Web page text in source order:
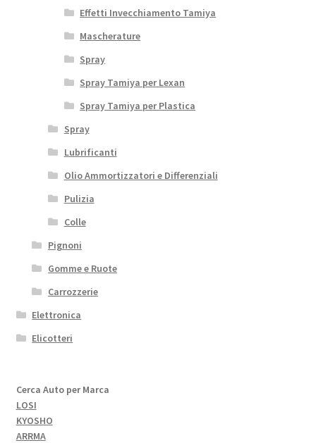
Effetti Invecchiamento Tamiya
Mascherature
Spray
Spray Tamiya per Lexan
Spray Tamiya per Plastica
Spray
Lubrificanti
Olio Ammortizzatori e Differenziali
Pulizia
Colle
Pignoni
Gomme e Ruote
Carrozzerie
Elettronica
Elicotteri
Cerca Auto per Marca
LOSI
KYOSHO
ARRMA